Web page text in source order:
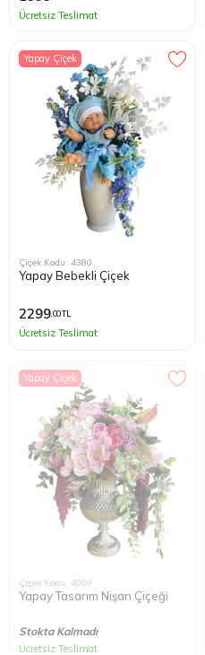
Ücretsiz Teslimat
Yapay Çiçek
Çiçek Kodu: 4380
Yapay Bebekli Çiçek
2299,00 TL
Ücretsiz Teslimat
Yapay Çiçek
Çiçek Kodu: 4009
Yapay Tasarım Nişan Çiçeği
Stokta Kalmadı
Ücretsiz Teslimat